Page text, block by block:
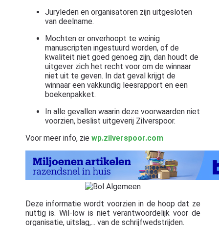
Juryleden en organisatoren zijn uitgesloten
van deelname.
Mochten er onverhoopt te weinig
manuscripten ingestuurd worden, of de
kwaliteit niet goed genoeg zijn, dan houdt de
uitgever zich het recht voor om de winnaar
niet uit te geven. In dat geval krijgt de
winnaar een vakkundig leesrapport en een
boekenpakket.
In alle gevallen waarin deze voorwaarden niet
voorzien, beslist uitgeverij Zilverspoor.
Voor meer info, zie wp.zilverspoor.com
Deze informatie wordt voorzien in de hoop dat ze
nuttig is. Wil-low is niet verantwoordelijk voor de
organisatie, uitslag,... van de schrijfwedstrijden.